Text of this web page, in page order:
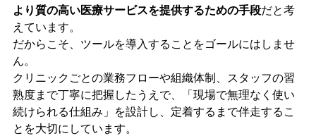
より質の高い医療サービスを提供するための手段だと考
えています。
だからこそ、ツールを導入することをゴールにはしませ
ん。
クリニックごとの業務フローや組織体制、スタッフの習
熟度まで丁寧に把握したうえで、「現場で無理なく使い
続けられる仕組み」を設計し、定着するまで伴走するこ
とを大切にしています。